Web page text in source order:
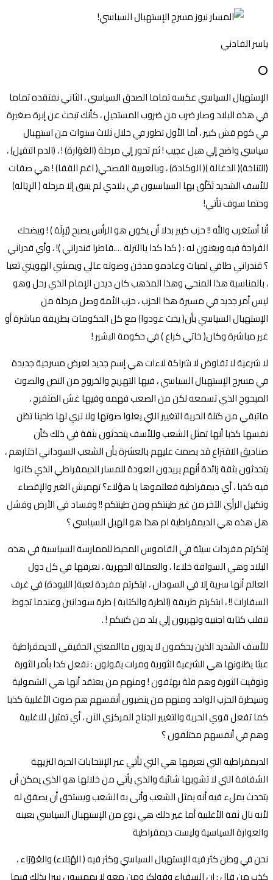
ياسر الفادني
⭕
الإستهبال السياسي عكسه تماما الصدق السياسي ، الثاني نفتقده تماما
في هذه البلاد وصار ضرب من ضروب المستحيل ، كأنك تبحث عن إبرة صغيرة
في كوم قش كبير ، أما الأول تطور في خلال ثلاث سنوات من استهبال
سياسي واضح إلي هبل عجيب ! ثم تحور إلي مرحلة (العَوَارة) ! ، (الدم التقيل) ،
(التناخة)( الدغالة )( الوكادة) ، وبالعربية الفصحي( اغم القفا) ! هي صفات
للأسف الشديد تَخَلَّق بها السياسيون في بلادي لم يتبق إلا مرحلة ( الرِيَالة)
وحتما سوف تأتي!
أنا أستغرب والله !! حزب كبير بدلا أن يكون هو الرأس يصبح (تِرِلَة ) ! ويضحك
الفراجة فيه ويغنون له : ( كدا كدا ياالترلة ….قاطرا قندراني )! ، وأي قدراني
؟ قندراني طافي لمبات وعادمو مدخن وصوته عالي ويمشي الهويني تعبا
، بالمناسبة هذا المنحي وهذا المذهب كان ديدن الإمام الذي رحل وهو
ليس أمر جديد في مسيرة هذا الحزب ، حزب الأمة وصل مرحلة من
الإستهبال السياسي بأن( يخت عودوا) مع كل الحكومات بطريقة مباشرة أو
غير مباشرة وكان( خاتي كراع ) في حكومة البشير !
لا شرعية لا تفاوض لا شراكة لاءات هي إسم جديد لعرض مسرحية جديدة
في مسرح الإستهبال السياسي ، فيها التهريج والخروج من النص والصوت
المبحوح الذي تسمعه لكن من الصعب فهمه وفيها غش المتفرج ،
ماتبقي من كتلة الحرية التغيير التي يعلوا صوتها ولا نري لها طحينا تظن
نفسها كذبا أنها تمثل الشعب وللأسف يتحدثون بثقة في ذلك كأن
صناديق الاقتراع قد بصمت عليهم بالعشرة بأن الشعب السوداني اختارهم ،
يتحدثون بثقة زائدة أنهم يريدون العودة للمسار الديمقراطي الذي كانوا
فيه كذبا ، أي ديمقراطية فعلتموها يا هؤلاء؟ تهميش الغير والإقصاء
وتكبيل الرأي الآخر من غير طينتكم ومن طينتكم !! وفساد في الأرض وفشل
هل هذه هي الديمقراطية ام هذا هو الهبل السياسي ؟
إبتكرتم مفردات سيئة في القاموس المحيط للممارسة السياسية في هذه
البلاد وهي السواقة خلاءا ، والعمالة الجهرية ، نعرفها في كل دول
العالم أنها سرية إلا في السودان ، ابتكرتم مفردة لعبة( اللبودة) في غرف
السفارات !! ، ابتكرتم طريقة (الطرة والكتابة ) طرة سودانين وعندما تجوط
تنقلب كتابة اجنبية وتهربون إلي بلد من كتبكم ! .
للأسف الشديد الذين يحكمون لا يدرون ماالمعني الحقيقي للديمقراطية
عبثا يظنونها هي الشرعية الثورية ومرات يقولون : نفعل كدا بأمر الثورة
وتوقيت الثورة وهم قلة يهتفون ! ومنهم من يعتقد أنها هي الشمولية
وسيطرة الحزب الواحد ومنهم من ينصبون أنفسهم هم صوت الأغلبية كذبا
كما تفعل قوي الحرية والتغيير الجناح المركزي الآن ، أي تمثيل للاغلبية
وهم في أنفسهم مختلفون ؟
الديمقراطية التي نعرفها هي التي تأتي عبر الإنتخابات الحرة النزيهة
الشفافة التي لا تشوبها شائبة والذي يأتي من خلالها هو الذي يمكن أن
يتحدث بملء فيه أنه يمثل الشعب وأتى به الشعب ويستحق أن يصفق له
لأنه نال ثقة الأغلبية أما غير ذلك هي نوع من الإستهبال السياسي بعينه
والعوارة السياسية وليست ديمقراطية
نحن في وطن كثر فيه الإستهبال السياسي وكثر فيه ( الهُبَلاء) والعُوَرَاء ،